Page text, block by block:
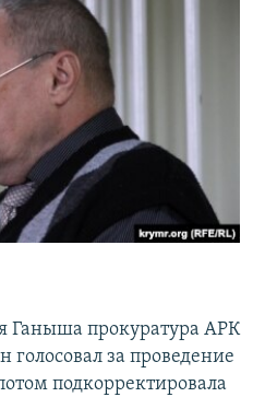
Ганыша прокуратура АРК
голосовал за проведение
подкорректировала